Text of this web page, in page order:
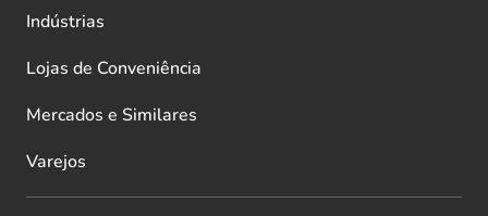
Indústrias
Lojas de Conveniência
Mercados e Similares
Varejos